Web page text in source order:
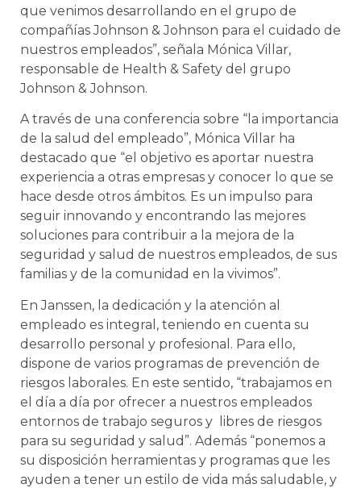
que venimos desarrollando en el grupo de
compañías Johnson & Johnson para el cuidado de
nuestros empleados”, señala Mónica Villar,
responsable de Health & Safety del grupo
Johnson & Johnson.
A través de una conferencia sobre “la importancia
de la salud del empleado”, Mónica Villar ha
destacado que “el objetivo es aportar nuestra
experiencia a otras empresas y conocer lo que se
hace desde otros ámbitos. Es un impulso para
seguir innovando y encontrando las mejores
soluciones para contribuir a la mejora de la
seguridad y salud de nuestros empleados, de sus
familias y de la comunidad en la vivimos”.
En Janssen, la dedicación y la atención al
empleado es integral, teniendo en cuenta su
desarrollo personal y profesional. Para ello,
dispone de varios programas de prevención de
riesgos laborales. En este sentido, “trabajamos en
el día a día por ofrecer a nuestros empleados
entornos de trabajo seguros y libres de riesgos
para su seguridad y salud”. Además “ponemos a
su disposición herramientas y programas que les
ayuden a tener un estilo de vida más saludable, y